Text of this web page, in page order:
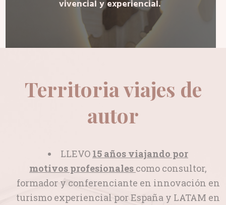
vivencial y experiencial.
Territoria viajes de
autor
LLEVO 15 años viajando por
motivos profesionales como consultor,
formador y conferenciante en innovación en
turismo experiencial por España y LATAM en